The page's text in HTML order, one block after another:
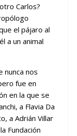
Carlos?
el pájaro al
a un animal
nunca nos
fue en
en la que se
a Flavia Da
a Adrián Villar
Fundación